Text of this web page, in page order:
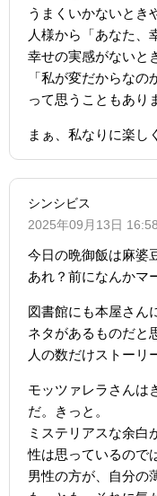
うまくいかないとき
人様から「あなた、
幸せの実感がないと
「私が変だからなの
って思うこともあり
まぁ、私なりに楽し
シンシビス
2025年09月13日 16:58
今日の晩御飯は麻婆
あれ？前になんかマ
図書館にも本屋さん
ネタがあるものだと
人の数だけストーリ
モッツァレラさんは
だ。きっと。
ミステリアスな余
性は思っているので
男性の方が、自分の